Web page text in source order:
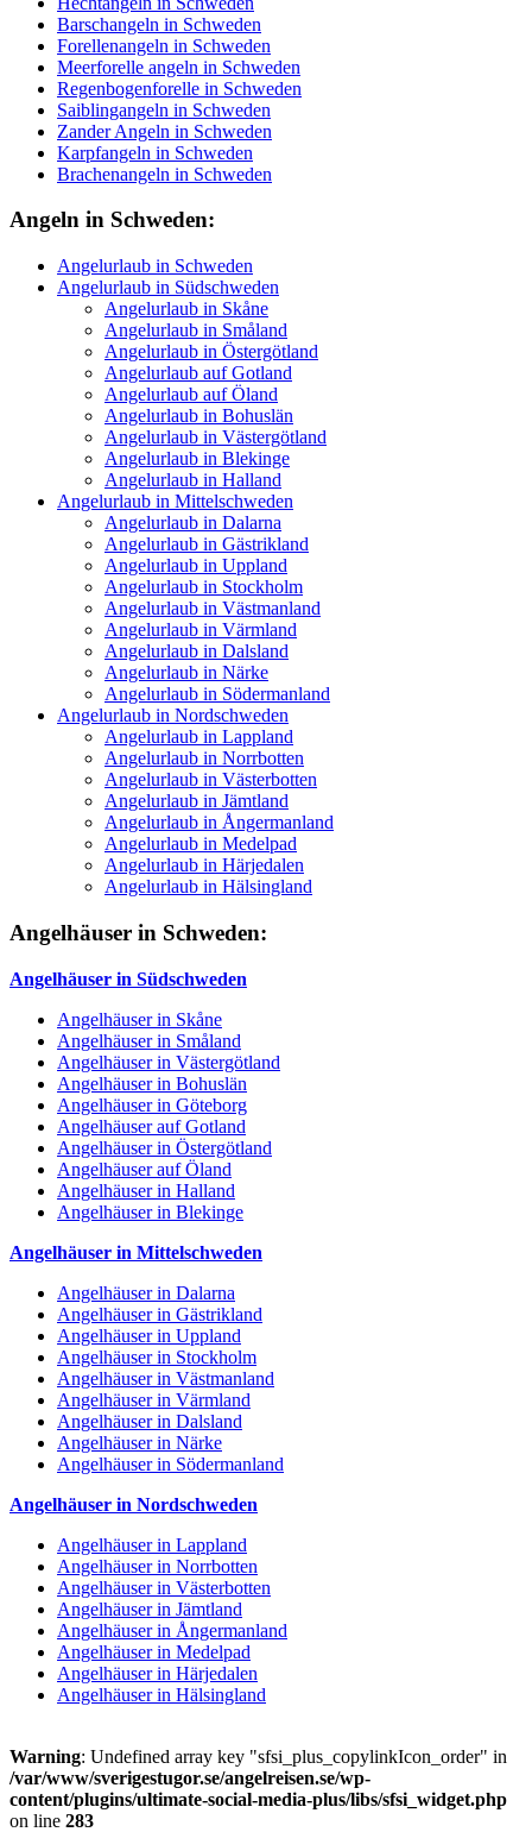
Barschangeln in Schweden
Forellenangeln in Schweden
Meerforelle angeln in Schweden
Regenbogenforelle in Schweden
Saiblingangeln in Schweden
Zander Angeln in Schweden
Karpfangeln in Schweden
Brachenangeln in Schweden
Angeln in Schweden:
Angelurlaub in Schweden
Angelurlaub in Südschweden
Angelurlaub in Skåne
Angelurlaub in Småland
Angelurlaub in Östergötland
Angelurlaub auf Gotland
Angelurlaub auf Öland
Angelurlaub in Bohuslän
Angelurlaub in Västergötland
Angelurlaub in Blekinge
Angelurlaub in Halland
Angelurlaub in Mittelschweden
Angelurlaub in Dalarna
Angelurlaub in Gästrikland
Angelurlaub in Uppland
Angelurlaub in Stockholm
Angelurlaub in Västmanland
Angelurlaub in Värmland
Angelurlaub in Dalsland
Angelurlaub in Närke
Angelurlaub in Södermanland
Angelurlaub in Nordschweden
Angelurlaub in Lappland
Angelurlaub in Norrbotten
Angelurlaub in Västerbotten
Angelurlaub in Jämtland
Angelurlaub in Ångermanland
Angelurlaub in Medelpad
Angelurlaub in Härjedalen
Angelurlaub in Hälsingland
Angelhäuser in Schweden:
Angelhäuser in Südschweden
Angelhäuser in Skåne
Angelhäuser in Småland
Angelhäuser in Västergötland
Angelhäuser in Bohuslän
Angelhäuser in Göteborg
Angelhäuser auf Gotland
Angelhäuser in Östergötland
Angelhäuser auf Öland
Angelhäuser in Halland
Angelhäuser in Blekinge
Angelhäuser in Mittelschweden
Angelhäuser in Dalarna
Angelhäuser in Gästrikland
Angelhäuser in Uppland
Angelhäuser in Stockholm
Angelhäuser in Västmanland
Angelhäuser in Värmland
Angelhäuser in Dalsland
Angelhäuser in Närke
Angelhäuser in Södermanland
Angelhäuser in Nordschweden
Angelhäuser in Lappland
Angelhäuser in Norrbotten
Angelhäuser in Västerbotten
Angelhäuser in Jämtland
Angelhäuser in Ångermanland
Angelhäuser in Medelpad
Angelhäuser in Härjedalen
Angelhäuser in Hälsingland
Warning: Undefined array key "sfsi_plus_copylinkIcon_order" in
/var/www/sverigestugor.se/angelreisen.se/wp-
content/plugins/ultimate-social-media-plus/libs/sfsi_widget.php
on line 283